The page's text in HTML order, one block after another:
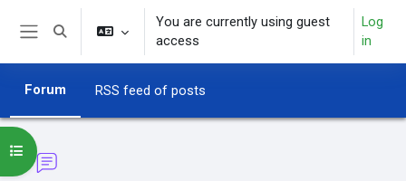
Skip to main content
Toggle search input
You are currently using guest
access
Log
in
Forum RSS feed of posts
Open course index